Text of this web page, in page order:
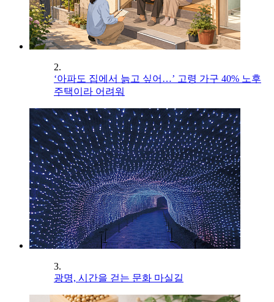
2.
‘아파도 집에서 늙고 싶어…’ 고령 가구 40% 노후
주택이라 어려워
3.
광명, 시간을 걷는 문화 마실길